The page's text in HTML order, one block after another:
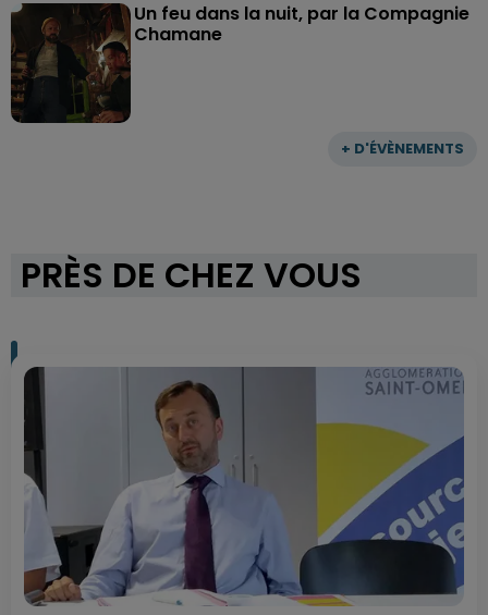
+ D'ÉVÈNEMENTS
Un feu dans la nuit, par la Compagnie
Chamane
PRÈS DE CHEZ VOUS